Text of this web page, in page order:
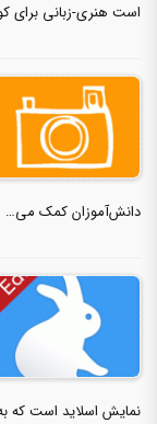
است هنری-زبانی برای
دانش‌آموزان کمک می‌…
نمایش اسلاید است که